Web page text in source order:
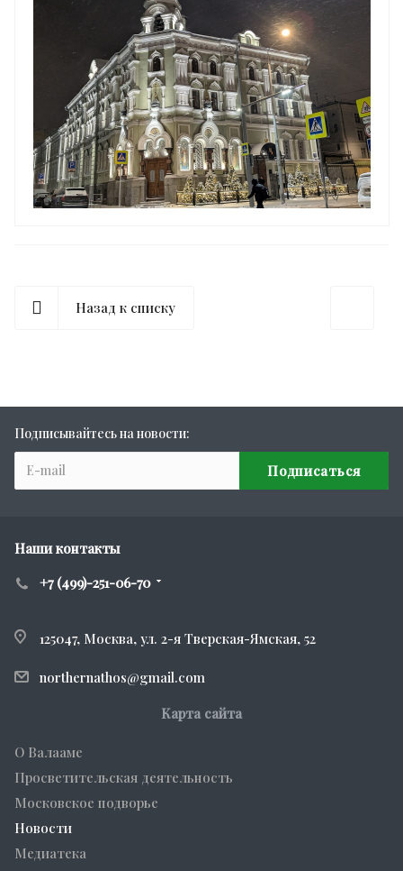
Назад к списку
Подписывайтесь на новости:
Наши контакты
+7 (499)-251-06-70
125047, Москва, ул. 2-я Тверская-Ямская, 52
northernathos@gmail.com
Карта сайта
О Валааме
Просветительская деятельность
Московское подворье
Новости
Медиатека